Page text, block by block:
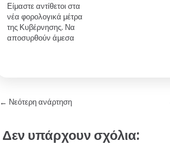
Είμαστε αντίθετοι στα
νέα φορολογικά μέτρα
της Κυβέρνησης. Να
αποσυρθούν άμεσα
← Νεότερη ανάρτηση
Δεν υπάρχουν σχόλια: